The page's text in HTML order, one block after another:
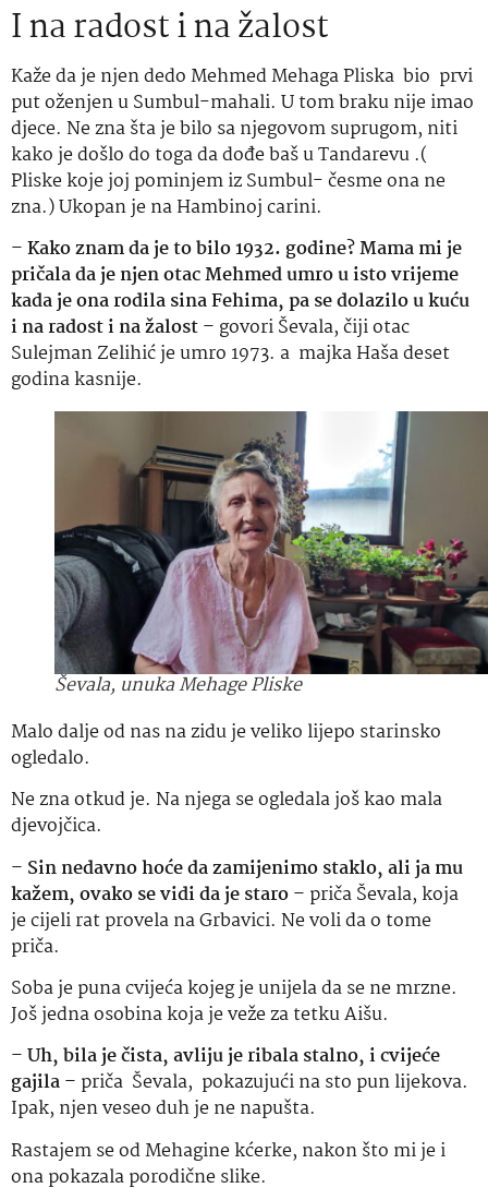
I na radost i na žalost
Kaže da je njen dedo Mehmed Mehaga Pliska bio prvi
put oženjen u Sumbul-mahali. U tom braku nije imao
djece. Ne zna šta je bilo sa njegovom suprugom, niti
kako je došlo do toga da dođe baš u Tandarevu .(
Pliske koje joj pominjem iz Sumbul- česme ona ne
zna.) Ukopan je na Hambinoj carini.
–Kako znam da je to bilo 1932. godine? Mama mi je
pričala da je njen otac Mehmed umro u isto vrijeme
kada je ona rodila sina Fehima, pa se dolazilo u kuću
i na radost i na žalost– govori Ševala, čiji otac
Sulejman Zelihić je umro 1973. a majka Haša deset
godina kasnije.
Ševala, unuka Mehage Pliske
Malo dalje od nas na zidu je veliko lijepo starinsko
ogledalo.
Ne zna otkud je. Na njega se ogledala još kao mala
djevojčica.
– Sin nedavno hoće da zamijenimo staklo, ali ja mu
kažem, ovako se vidi da je staro– priča Ševala, koja
je cijeli rat provela na Grbavici. Ne voli da o tome
priča.
Soba je puna cvijeća kojeg je unijela da se ne mrzne.
Još jedna osobina koja je veže za tetku Aišu.
–Uh, bila je čista, avliju je ribala stalno, i cvijeće
gajila– priča Ševala, pokazujući na sto pun lijekova.
Ipak, njen veseo duh je ne napušta.
Rastajem se od Mehagine kćerke, nakon što mi je i
ona pokazala porodične slike.